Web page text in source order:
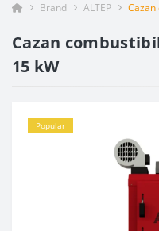
Brand ALTEP Cazan
Cazan
15 kW
Popular